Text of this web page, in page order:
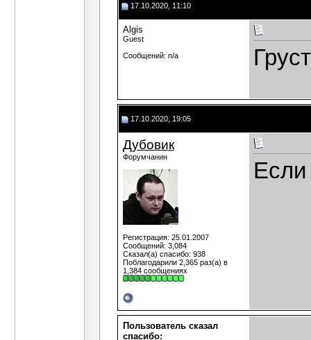
17.10.2020, 11:10
Algis
Guest
Сообщений: n/a
17.10.2020, 19:05
Дубовик
Форумчанин
Регистрация: 25.01.2007
Сообщений: 3,084
Сказал(а) спасибо: 938
Поблагодарили 2,365 раз(а) в
1,384 сообщениях
Пользователь сказал
cпасибо: